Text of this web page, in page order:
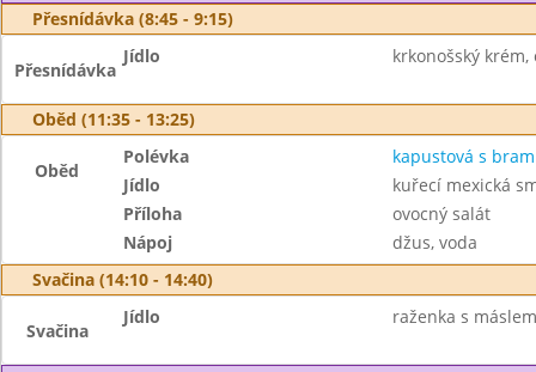
Přesnídávka (8:45 - 9:15)
Přesnídávka
Jídlo krkonošský
Oběd (11:35 - 13:25)
Oběd
Polévka
kapustová s
Jídlo
kuřecí mexická
Příloha
ovocný salát
Nápoj
džus, voda
Svačina (14:10 - 14:40)
Svačina
Jídlo raženka s